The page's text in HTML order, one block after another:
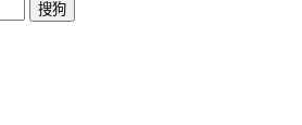
搜狗